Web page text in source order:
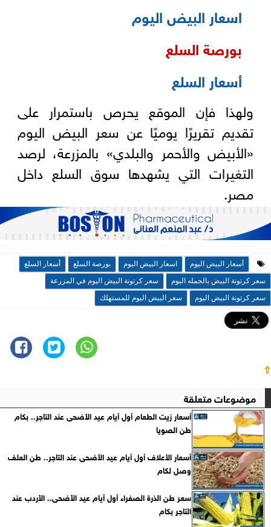
اسعار البيض اليوم
بورصة السلع
أسعار السلع
ولهذا فإن الموقع يحرص باستمرار على
تقديم تقريرًا يوميًا عن سعر البيض اليوم
«الأبيض والأحمر والبلدي» بالمزرعة، لرصد
التغيرات التي يشهدها سوق السلع داخل
مصر.
أسعار البيض اليوم اسعار البيض اليوم بورصة السلع
أسعار السلع
سعر كرتونة البيض بالجمله اليوم
سعر كرتونة البيض اليوم في المزرعة
سعر كرتونة البيض اليوم
سعر البيض اليوم للمستهلك
⇧
موضوعات متعلقة
أسعار زيت الطعام أول أيام عيد الأضحى عند التاجر.. بكام
طن الصويا
أسعار الأعلاف أول أيام عيد الأضحى عند التاجر.. طن العلف
وصل لكام
سعر طن الذرة الصفراء أول أيام عيد الأضحى.. الأردب عند
التاجر بكام